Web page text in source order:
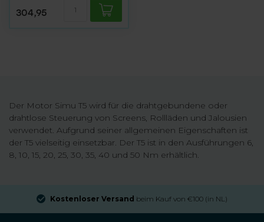
304,95
Der Motor Simu T5 wird für die drahtgebundene oder
drahtlose Steuerung von Screens, Rollläden und Jalousien
verwendet. Aufgrund seiner allgemeinen Eigenschaften ist
der T5 vielseitig einsetzbar. Der T5 ist in den Ausführungen 6,
8, 10, 15, 20, 25, 30, 35, 40 und 50 Nm erhältlich.
Kostenloser Versand beim Kauf von €100 (in NL)